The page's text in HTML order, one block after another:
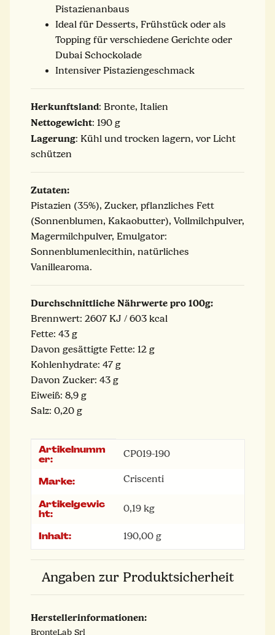
Pistazienanbaus
Ideal für Desserts, Frühstück oder als
Topping für verschiedene Gerichte oder
Dubai Schockolade
Intensiver Pistaziengeschmack
Herkunftsland: Bronte, Italien
Nettogewicht: 190 g
Lagerung: Kühl und trocken lagern, vor Licht
schützen
Zutaten:
Pistazien (35%), Zucker, pflanzliches Fett
(Sonnenblumen, Kakaobutter), Vollmilchpulver,
Magermilchpulver, Emulgator:
Sonnenblumenlecithin, natürliches
Vanillearoma.
Durchschnittliche Nährwerte pro 100g:
Brennwert: 2607 KJ / 603 kcal
Fette: 43 g
Davon gesättigte Fette: 12 g
Kohlenhydrate: 47 g
Davon Zucker: 43 g
Eiweiß: 8,9 g
Salz: 0,20 g
Produkteigenschaft
Wert
Artikelnumm
er:
CP019-190
Marke: Criscenti
Artikelgewic
ht:
0,19 kg
Inhalt: 190,00 g
Angaben zur Produktsicherheit
Herstellerinformationen:
BronteLab Srl